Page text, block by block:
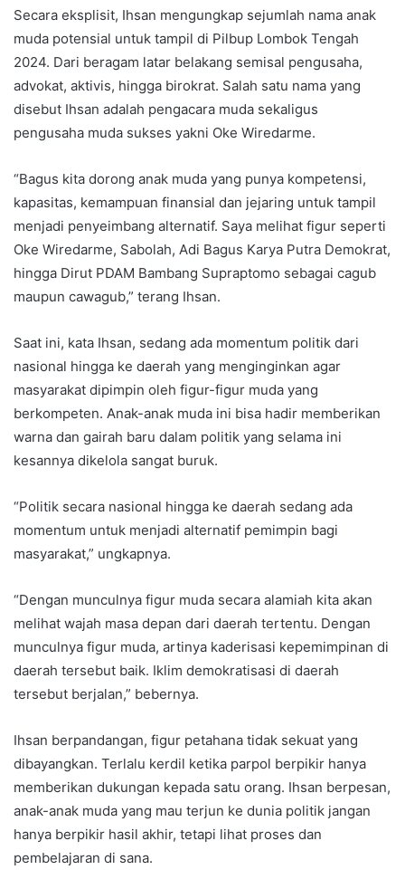
Secara eksplisit, Ihsan mengungkap sejumlah nama anak
muda potensial untuk tampil di Pilbup Lombok Tengah
2024. Dari beragam latar belakang semisal pengusaha,
advokat, aktivis, hingga birokrat. Salah satu nama yang
disebut Ihsan adalah pengacara muda sekaligus
pengusaha muda sukses yakni Oke Wiredarme.
“Bagus kita dorong anak muda yang punya kompetensi,
kapasitas, kemampuan finansial dan jejaring untuk tampil
menjadi penyeimbang alternatif. Saya melihat figur seperti
Oke Wiredarme, Sabolah, Adi Bagus Karya Putra Demokrat,
hingga Dirut PDAM Bambang Supraptomo sebagai cagub
maupun cawagub,” terang Ihsan.
Saat ini, kata Ihsan, sedang ada momentum politik dari
nasional hingga ke daerah yang menginginkan agar
masyarakat dipimpin oleh figur-figur muda yang
berkompeten. Anak-anak muda ini bisa hadir memberikan
warna dan gairah baru dalam politik yang selama ini
kesannya dikelola sangat buruk.
“Politik secara nasional hingga ke daerah sedang ada
momentum untuk menjadi alternatif pemimpin bagi
masyarakat,” ungkapnya.
“Dengan munculnya figur muda secara alamiah kita akan
melihat wajah masa depan dari daerah tertentu. Dengan
munculnya figur muda, artinya kaderisasi kepemimpinan di
daerah tersebut baik. Iklim demokratisasi di daerah
tersebut berjalan,” bebernya.
Ihsan berpandangan, figur petahana tidak sekuat yang
dibayangkan. Terlalu kerdil ketika parpol berpikir hanya
memberikan dukungan kepada satu orang. Ihsan berpesan,
anak-anak muda yang mau terjun ke dunia politik jangan
hanya berpikir hasil akhir, tetapi lihat proses dan
pembelajaran di sana.